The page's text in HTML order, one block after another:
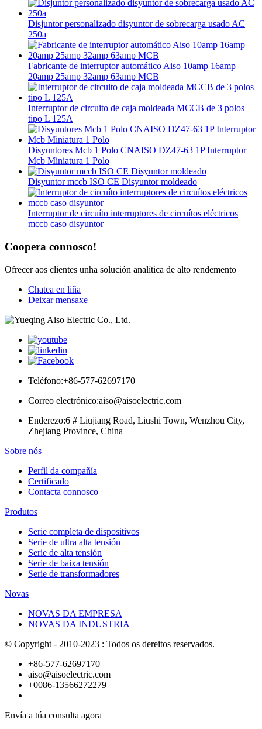
Disjuntor personalizado disyuntor de sobrecarga usado AC
250a
Fabricante de interruptor automático Aiso 10amp 16amp
20amp 25amp 32amp 63amp MCB
Interruptor de circuito de caja moldeada MCCB de 3 polos
tipo L 125A
Disyuntores Mcb 1 Polo CNAISO DZ47-63 1P Interruptor
Mcb Miniatura 1 Polo
Disyuntor mccb ISO CE Disyuntor moldeado
Interruptor de circuíto interruptores de circuítos eléctricos
mccb caso disyuntor
Coopera connosco!
Ofrecer aos clientes unha solución analítica de alto rendemento
Chatea en liña
Deixar mensaxe
Teléfono:+86-577-62697170
Correo electrónico:aiso@aisoelectric.com
Enderezo:6 # Liujiang Road, Liushi Town, Wenzhou City,
Zhejiang Province, China
Sobre nós
Perfil da compañía
Certificado
Contacta connosco
Produtos
Serie completa de dispositivos
Serie de ultra alta tensión
Serie de alta tensión
Serie de baixa tensión
Serie de transformadores
Novas
NOVAS DA EMPRESA
NOVAS DA INDUSTRIA
© Copyright - 2010-2023 : Todos os dereitos reservados.
+86-577-62697170
aiso@aisoelectric.com
+0086-13566272279
Envía a túa consulta agora